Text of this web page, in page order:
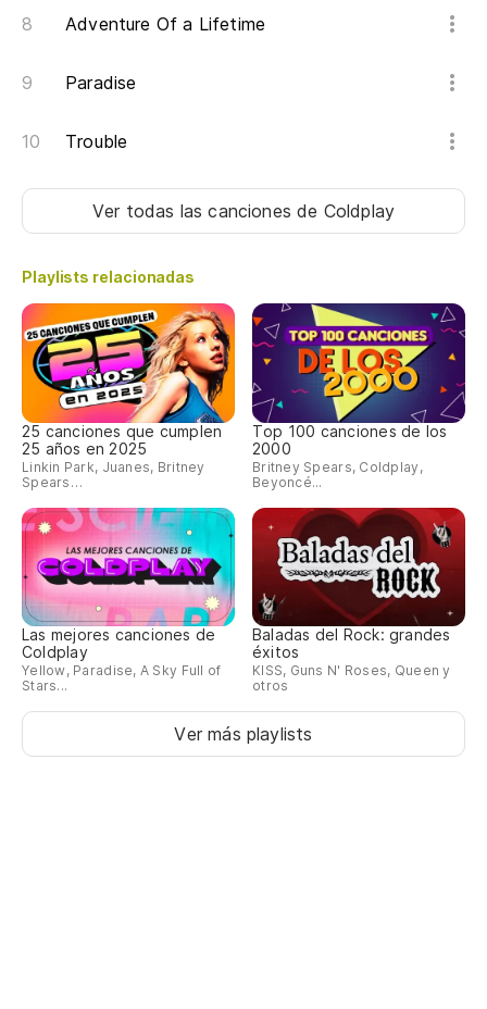
Adventure Of a Lifetime
Paradise
Trouble
Ver todas las cancionesde Coldplay
Playlists relacionadas
25 canciones que cumplen
25 años en 2025
Linkin Park, Juanes, Britney
Spears…
Top 100 canciones de los
2000
Britney Spears, Coldplay,
Beyoncé...
Las mejores canciones de
Coldplay
Yellow, Paradise, A Sky Full of
Stars...
Baladas del Rock: grandes
éxitos
KISS, Guns N' Roses, Queen y
otros
Ver más playlists